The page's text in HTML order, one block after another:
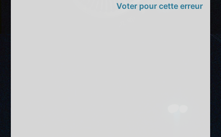
Voter pour cette erreur